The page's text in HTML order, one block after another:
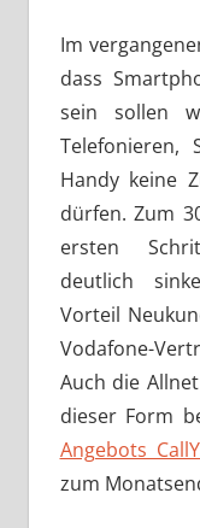
Im
dass
sein sollen
Handy keine
dürfen. Zum
ersten
deutlich
Vorteil
Vodafone-
Auch die
dieser Form
Angebots
zum